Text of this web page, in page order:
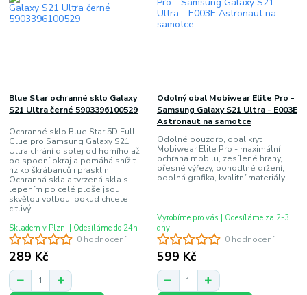
0 hodnocení
Blue Star ochranné sklo Galaxy
S21 Ultra černé 5903396100529
Ochranné sklo Blue Star 5D Full
Glue pro Samsung Galaxy S21
Ultra chrání displej od horního až
po spodní okraj a pomáhá snížit
riziko škrábanců i prasklin.
Ochranná skla a tvrzená skla s
lepením po celé ploše jsou
skvělou volbou, pokud chcete
citlivý...
289 Kč
Skladem v Plzni | Odesíláme do 24h
0 hodnocení
Odolný obal Mobiwear Elite Pro -
Samsung Galaxy S21 Ultra - E003E
Astronaut na samotce
Odolné pouzdro, obal kryt
Mobiwear Elite Pro - maximální
ochrana mobilu, zesílené hrany,
přesné výřezy, pohodlné držení,
odolná grafika, kvalitní materiály
599 Kč
Vyrobíme pro vás | Odesíláme za 2-3
dny